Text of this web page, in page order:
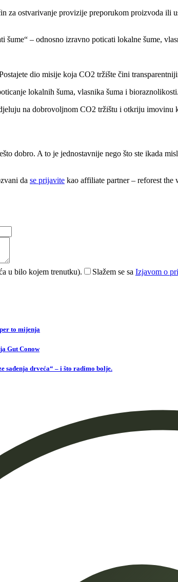
za ostvarivanje provizije preporukom proizvoda ili
– odnosno izravno poticati lokalne šume,
dio misije koja CO2 tržište čini
lokalnih šuma, vlasnika šuma i
na dobrovoljnom CO2 tržištu i otkriju
dobro. A to je jednostavnije nego što ste ikada
da se prijavite kao affiliate partner – reforest the
u bilo kojem trenutku). Slažem se sa Izjavom o
to mijenja
Gut Conow
sađenja drveća“ – i što radimo bolje.